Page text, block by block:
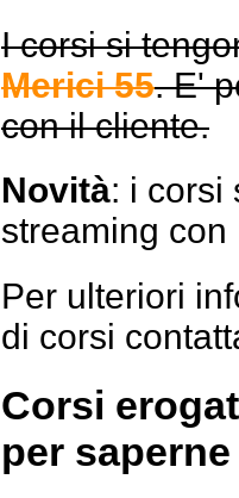
I corsi si
Merici 55. E'
con il cliente.
Novità: i corsi
streaming con
Per ulteriori
di corsi
Corsi
per